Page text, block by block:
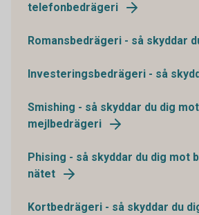
telefonbedrägeri
Romansbedrägeri - så skyddar
Investeringsbedrägeri - så
Smishing - så skyddar du dig
mejlbedrägeri
Phising - så skyddar du dig mot
nätet
Kortbedrägeri - så skyddar du